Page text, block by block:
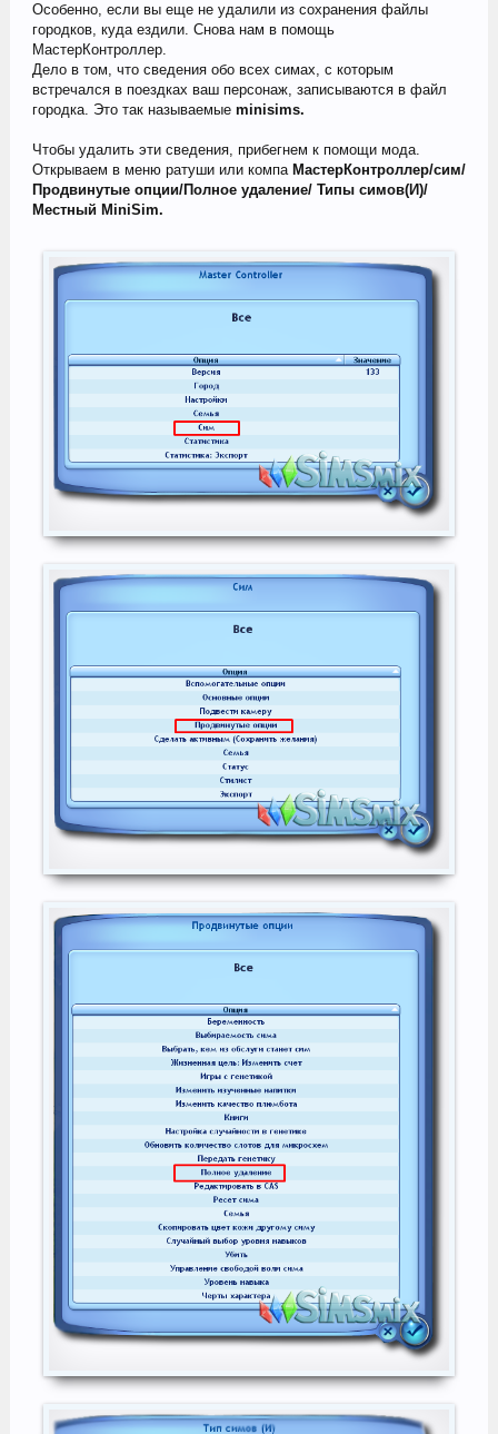
Особенно, если вы еще не удалили из сохранения файлы
городков, куда ездили. Снова нам в помощь
МастерКонтроллер.
Дело в том, что сведения обо всех симах, с которым
встречался в поездках ваш персонаж, записываются в файл
городка. Это так называемые minisims.
Чтобы удалить эти сведения, прибегнем к помощи мода.
Открываем в меню ратуши или компа МастерКонтроллер/сим/
Продвинутые опции/Полное удаление/ Типы симов(И)/
Местный MiniSim.